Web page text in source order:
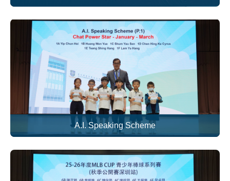
A.I. Speaking Scheme